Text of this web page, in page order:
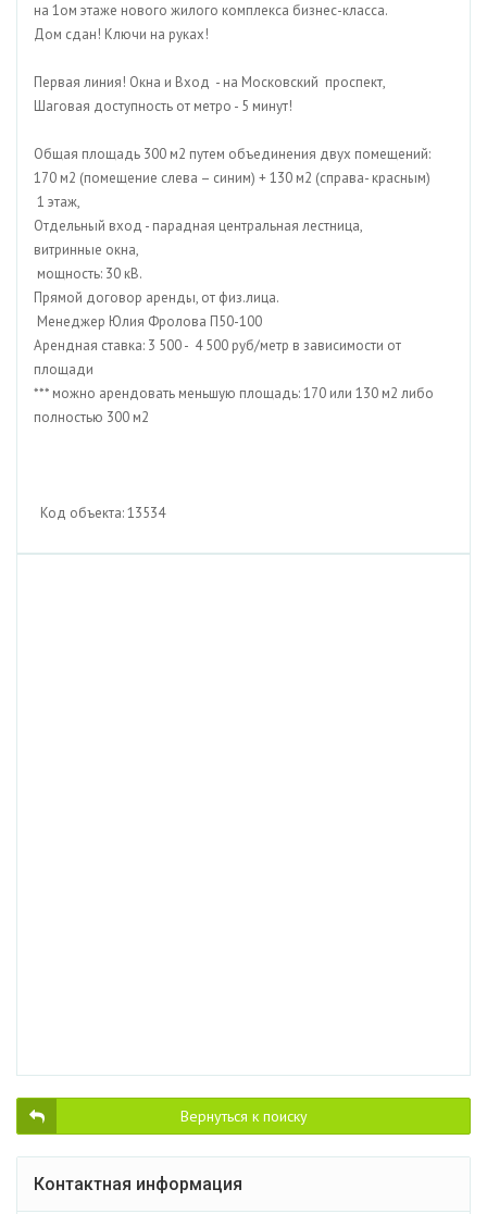
на 1ом этаже нового жилого комплекса бизнес-класса.
Дом сдан! Ключи на руках!
Первая линия! Окна и Вход - на Московский проспект,
Шаговая доступность от метро - 5 минут!
Общая площадь 300 м2 путем объединения двух помещений:
170 м2 (помещение слева – синим) + 130 м2 (справа- красным)
1 этаж,
Отдельный вход - парадная центральная лестница,
витринные окна,
мощность: 30 кВ.
Прямой договор аренды, от физ.лица.
Менеджер Юлия Фролова П50-100
Арендная ставка: 3 500 - 4 500 руб/метр в зависимости от
площади
*** можно арендовать меньшую площадь: 170 или 130 м2 либо
полностью 300 м2
Код объекта: 13534
Вернуться к поиску
Контактная информация